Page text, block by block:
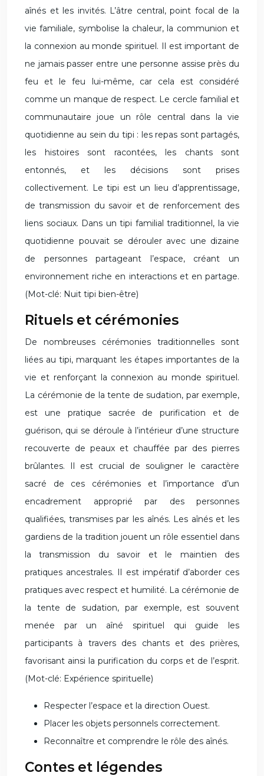
aînés et les invités. L’âtre central, point focal de la
vie familiale, symbolise la chaleur, la communion et
la connexion au monde spirituel. Il est important de
ne jamais passer entre une personne assise près du
feu et le feu lui-même, car cela est considéré
comme un manque de respect. Le cercle familial et
communautaire joue un rôle central dans la vie
quotidienne au sein du tipi : les repas sont partagés,
les histoires sont racontées, les chants sont
entonnés, et les décisions sont prises
collectivement. Le tipi est un lieu d’apprentissage,
de transmission du savoir et de renforcement des
liens sociaux. Dans un tipi familial traditionnel, la vie
quotidienne pouvait se dérouler avec une dizaine
de personnes partageant l’espace, créant un
environnement riche en interactions et en partage.
(Mot-clé: Nuit tipi bien-être)
Rituels et cérémonies
De nombreuses cérémonies traditionnelles sont
liées au tipi, marquant les étapes importantes de la
vie et renforçant la connexion au monde spirituel.
La cérémonie de la tente de sudation, par exemple,
est une pratique sacrée de purification et de
guérison, qui se déroule à l’intérieur d’une structure
recouverte de peaux et chauffée par des pierres
brûlantes. Il est crucial de souligner le caractère
sacré de ces cérémonies et l’importance d’un
encadrement approprié par des personnes
qualifiées, transmises par les aînés. Les aînés et les
gardiens de la tradition jouent un rôle essentiel dans
la transmission du savoir et le maintien des
pratiques ancestrales. Il est impératif d’aborder ces
pratiques avec respect et humilité. La cérémonie de
la tente de sudation, par exemple, est souvent
menée par un aîné spirituel qui guide les
participants à travers des chants et des prières,
favorisant ainsi la purification du corps et de l’esprit.
(Mot-clé: Expérience spirituelle)
Respecter l’espace et la direction Ouest.
Placer les objets personnels correctement.
Reconnaître et comprendre le rôle des aînés.
Contes et légendes